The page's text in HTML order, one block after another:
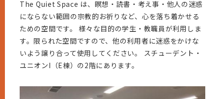
The Quiet Space は、瞑想・読書・考え事・他人の迷惑
にならない範囲の宗教的お祈りなど、心を落ち着かせる
ための空間です。 様々な目的の学生・教職員が利用しま
す。限られた空間ですので、他の利用者に迷惑をかけな
いよう譲り合って使用してください。 スチューデント・
ユニオンI（E棟）の2階にあります。